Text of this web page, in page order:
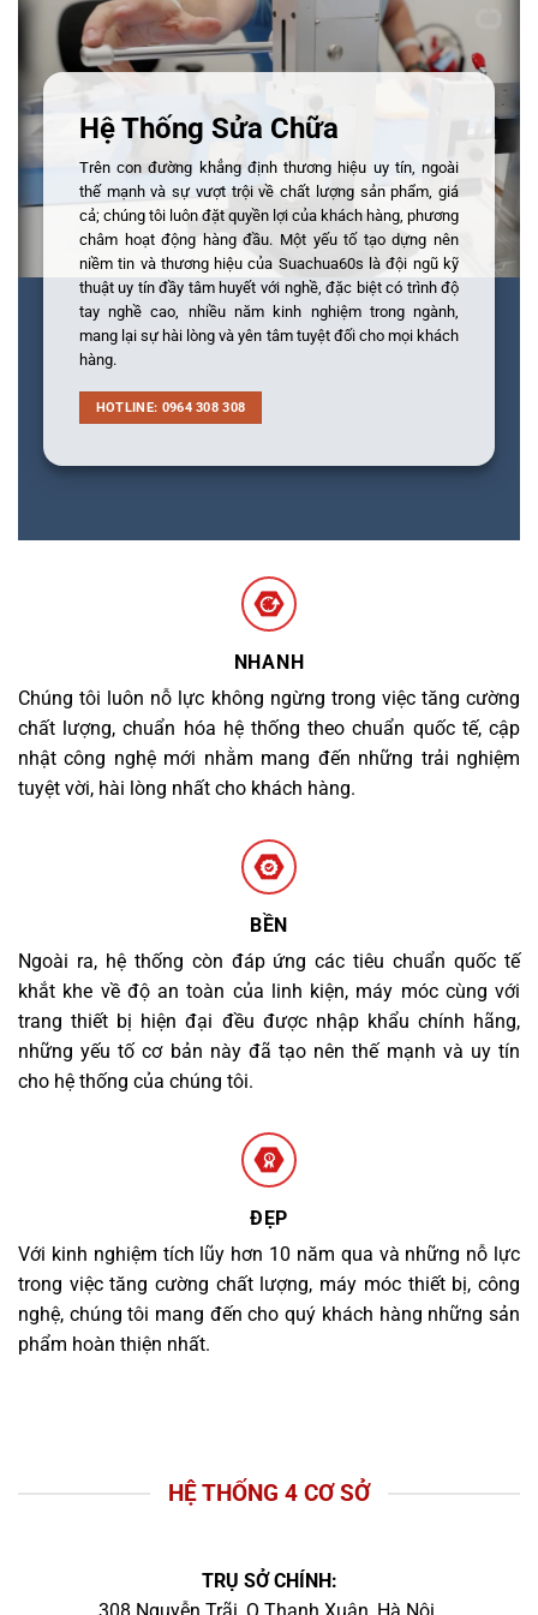
Hệ Thống Sửa Chữa
Trên con đường khẳng định thương hiệu uy tín, ngoài
thế mạnh và sự vượt trội về chất lượng sản phẩm, giá
cả; chúng tôi luôn đặt quyền lợi của khách hàng, phương
châm hoạt động hàng đầu. Một yếu tố tạo dựng nên
niềm tin và thương hiệu của Suachua60s là đội ngũ kỹ
thuật uy tín đầy tâm huyết với nghề, đặc biệt có trình độ
tay nghề cao, nhiều năm kinh nghiệm trong ngành,
mang lại sự hài lòng và yên tâm tuyệt đối cho mọi khách
hàng.
HOTLINE: 0964 308 308
NHANH
Chúng tôi luôn nỗ lực không ngừng trong việc tăng cường
chất lượng, chuẩn hóa hệ thống theo chuẩn quốc tế, cập
nhật công nghệ mới nhằm mang đến những trải nghiệm
tuyệt vời, hài lòng nhất cho khách hàng.
BỀN
Ngoài ra, hệ thống còn đáp ứng các tiêu chuẩn quốc tế
khắt khe về độ an toàn của linh kiện, máy móc cùng với
trang thiết bị hiện đại đều được nhập khẩu chính hãng,
những yếu tố cơ bản này đã tạo nên thế mạnh và uy tín
cho hệ thống của chúng tôi.
ĐẸP
Với kinh nghiệm tích lũy hơn 10 năm qua và những nỗ lực
trong việc tăng cường chất lượng, máy móc thiết bị, công
nghệ, chúng tôi mang đến cho quý khách hàng những sản
phẩm hoàn thiện nhất.
HỆ THỐNG 4 CƠ SỞ
TRỤ SỞ CHÍNH: